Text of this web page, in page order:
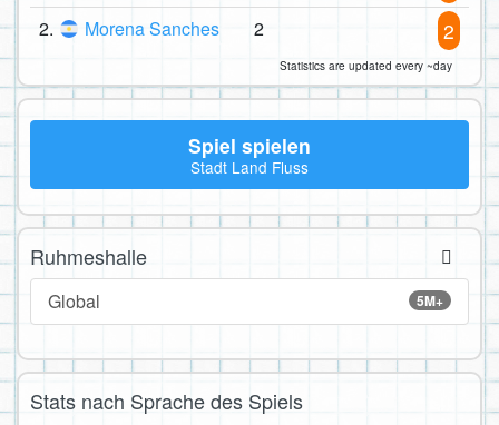
2. Morena Sanches 2 2
Statistics are updated every ~day
Spiel spielen
Stadt Land Fluss
Ruhmeshalle
5M+
Global
Stats nach Sprache des Spiels